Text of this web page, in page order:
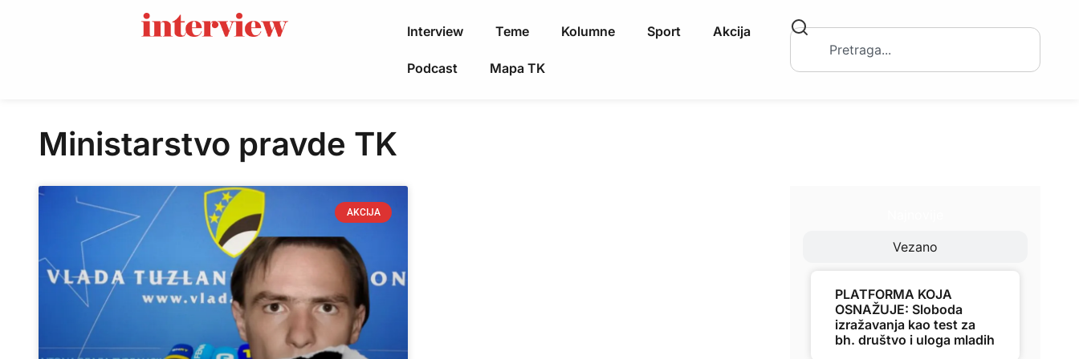
Interview Teme Kolumne Sport Akcija
Podcast Mapa TK
Ministarstvo pravde TK
AKCIJA
Vezano
PLATFORMA KOJA
OSNAŽUJE: Sloboda
izražavanja kao test za
bh. društvo i uloga mladih